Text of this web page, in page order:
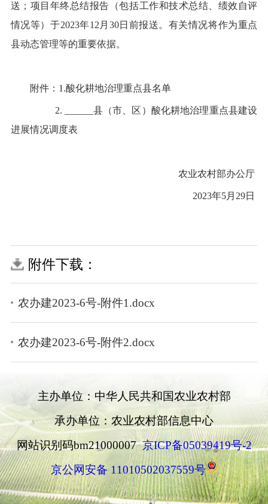
送；项目年终总结报告（包括工作和技术总结、绩效自评
情况等）于2023年12 月 30日前报送。有关情况将作为重点
县动态管理等的重要依据。
附件： 1.酸化耕地治理重点县名单
2. 县（市、区） 酸化耕地治理重点县建设
进展情况调度表
农业农村部办公厅
2023年5月 29日
附件下载：
农办建2023-6号-附件1.docx
农办建2023-6号-附件2.docx
主办单位：中华人民共和国农业农村部
承办单位：农业农村部信息中心
网站识别码bm21000007京ICP备05039419号-2
京公网安备 11010502037559号